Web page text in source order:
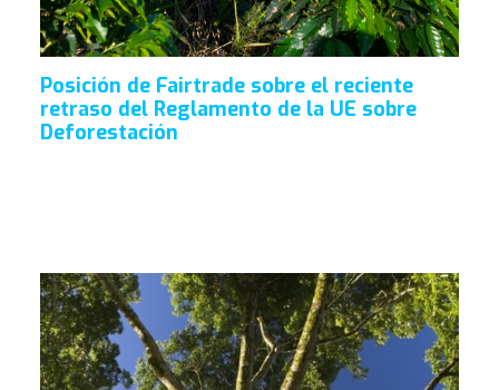
Posición de Fairtrade sobre el reciente
retraso del Reglamento de la UE sobre
Deforestación